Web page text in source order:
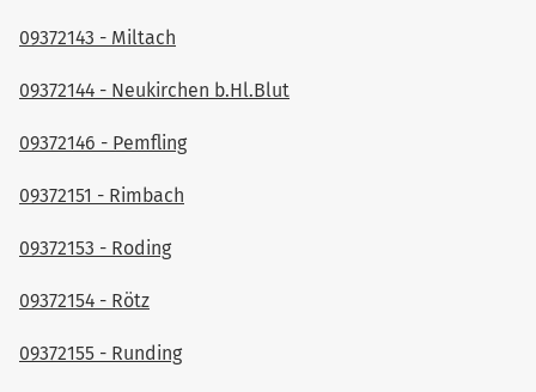
09372143 - Miltach
09372144 - Neukirchen b.Hl.Blut
09372146 - Pemfling
09372151 - Rimbach
09372153 - Roding
09372154 - Rötz
09372155 - Runding